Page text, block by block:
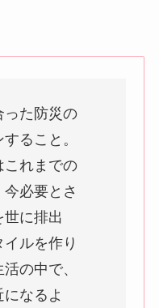
った防災の
ること。
これまでの
必要とさ
世に排出
ルを作り
の中で、
なるよ